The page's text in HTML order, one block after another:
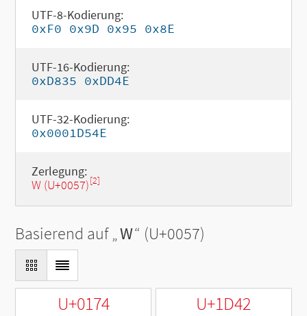
UTF-8-Kodierung:
0xF0 0x9D 0x95 0x8E
UTF-16-Kodierung:
0xD835 0xDD4E
UTF-32-Kodierung:
0x0001D54E
Zerlegung:
W (U+0057)[2]
Basierend auf „W“ (U+0057)
U+0174 U+1D42